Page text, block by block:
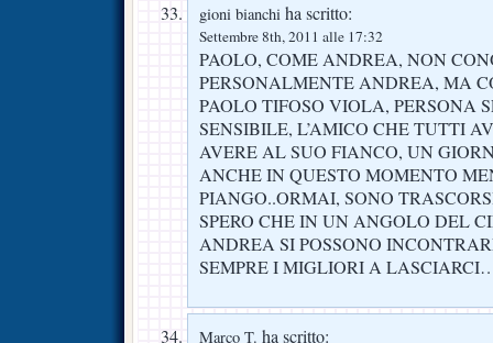
gioni bianchi ha scritto:
Settembre 8th, 2011 alle 17:32
PAOLO, COME ANDREA, NON
PERSONALMENTE ANDREA, MA
PAOLO TIFOSO VIOLA, PERSONA
SENSIBILE, L’AMICO CHE TUTTI
AVERE AL SUO FIANCO, UN
ANCHE IN QUESTO MOMENTO
PIANGO..ORMAI, SONO
SPERO CHE IN UN ANGOLO DEL
ANDREA SI POSSONO
SEMPRE I MIGLIORI A
Marco T. ha scritto: